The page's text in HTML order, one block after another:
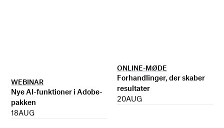
WEBINAR
Nye AI-funktioner i Adobe-
pakken
18AUG
ONLINE-MØDE
Forhandlinger, der skaber
resultater
20AUG